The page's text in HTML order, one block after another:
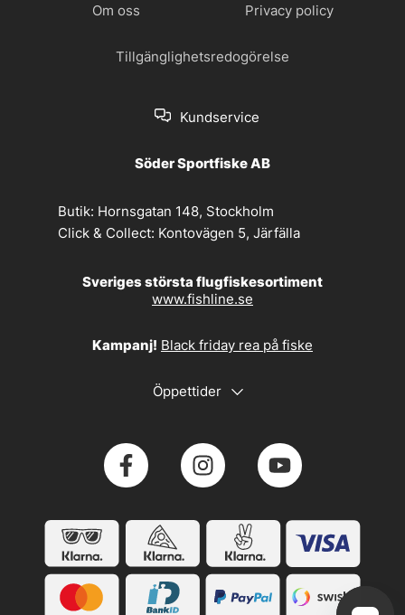
Om oss Privacy policy
Tillgänglighetsredogörelse
Kundservice
Söder Sportfiske AB
Butik: Hornsgatan 148, Stockholm
Click & Collect: Kontovägen 5, Järfälla
Sveriges största flugfiskesortiment
www.fishline.se
Kampanj! Black friday rea på fiske
Öppettider